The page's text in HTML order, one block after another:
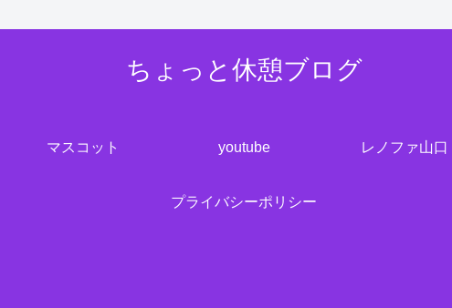
ちょっと休憩ブログ
マスコット youtube レノファ山口
プライバシーポリシー